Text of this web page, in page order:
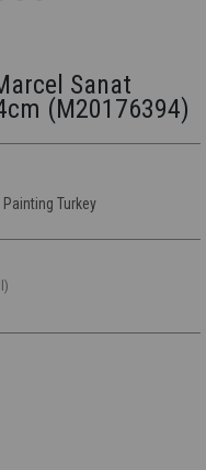
Sanat
(M20176394)
Turkey